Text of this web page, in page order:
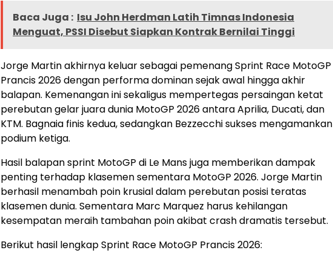
Baca Juga : Isu John Herdman Latih Timnas Indonesia
Menguat, PSSI Disebut Siapkan Kontrak Bernilai Tinggi
Jorge Martin akhirnya keluar sebagai pemenang Sprint Race MotoGP
Prancis 2026 dengan performa dominan sejak awal hingga akhir
balapan. Kemenangan ini sekaligus mempertegas persaingan ketat
perebutan gelar juara dunia MotoGP 2026 antara Aprilia, Ducati, dan
KTM. Bagnaia finis kedua, sedangkan Bezzecchi sukses mengamankan
podium ketiga.
Hasil balapan sprint MotoGP di Le Mans juga memberikan dampak
penting terhadap klasemen sementara MotoGP 2026. Jorge Martin
berhasil menambah poin krusial dalam perebutan posisi teratas
klasemen dunia. Sementara Marc Marquez harus kehilangan
kesempatan meraih tambahan poin akibat crash dramatis tersebut.
Berikut hasil lengkap Sprint Race MotoGP Prancis 2026: